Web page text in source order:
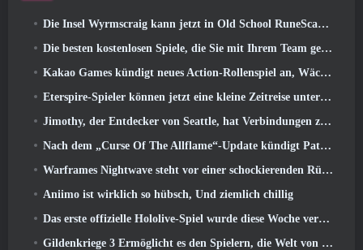
Die Insel Wyrmscraig kann jetzt in Old School RuneScape erkundet werden
Die besten kostenlosen Spiele, die Sie mit Ihrem Team genießen können (2026)
Kakao Games kündigt neues Action-Rollenspiel an, Wächterin
Eterspire-Spieler können jetzt eine kleine Zeitreise unternehmen … als Belohnung
Jimothy, der Entdecker von Seattle, hat Verbindungen zu ArenaNet, Also fügen sie es natürlich zu Guild Wars hinzu 2
Nach dem „Curse Of The Allflame“-Update kündigt Path of Exile mehrere Änderungen an, die auf Feedback basieren
Warframes Nightwave steht vor einer schockierenden Rückkehr
Aniimo ist wirklich so hübsch, Und ziemlich chillig
Das erste offizielle Hololive-Spiel wurde diese Woche veröffentlicht
Gildenkriege 3 Ermöglicht es den Spielern, die Welt von Tyria zu erleben, bevor die Drachenältesten erwachten